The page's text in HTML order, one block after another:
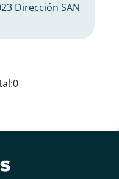
Dirección SAN
0